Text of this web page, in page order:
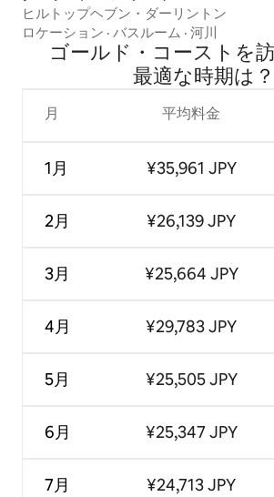
ヒルトップヘブン・ダーリントン
ロケーション · バスルーム · 河川
ゴールド・コーストを
最⁠適⁠な時⁠期⁠は⁠？
月
1月
2月
3月
4月
5月
6月
7月
平均料金
¥35,961 JPY
¥26,139 JPY
¥25,664 JPY
¥29,783 JPY
¥25,505 JPY
¥25,347 JPY
¥24,713 JPY